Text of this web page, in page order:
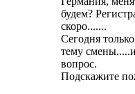
будем?
скоро.......
Сегодня
тему
вопрос.
Подскажите